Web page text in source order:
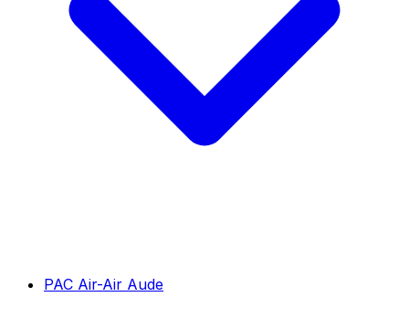
PAC Air-Air Aude